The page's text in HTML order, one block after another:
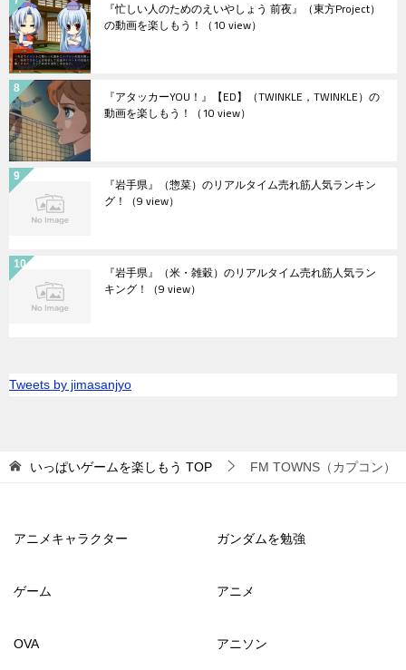
『忙しい人のためのえいやしょう 前夜』（東方Project）
の動画を楽しもう！ （10 view）
『アタッカーYOU！』【ED】（TWINKLE，TWINKLE）の
動画を楽しもう！ （10 view）
『岩手県』（惣菜）のリアルタイム売れ筋人気ランキン
グ！ （9 view）
『岩手県』（米・雑穀）のリアルタイム売れ筋人気ラン
キング！ （9 view）
Tweets by jimasanjyo
いっぱいゲームを楽しもう TOP FM TOWNS（カプコン）
アニメキャラクター ガンダムを勉強
ゲーム アニメ
OVA アニソン